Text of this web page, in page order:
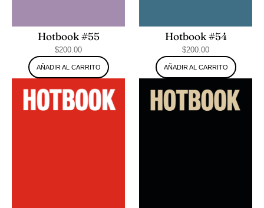
Hotbook #55
$200.00
AÑADIR AL CARRITO
Hotbook #54
$200.00
AÑADIR AL CARRITO